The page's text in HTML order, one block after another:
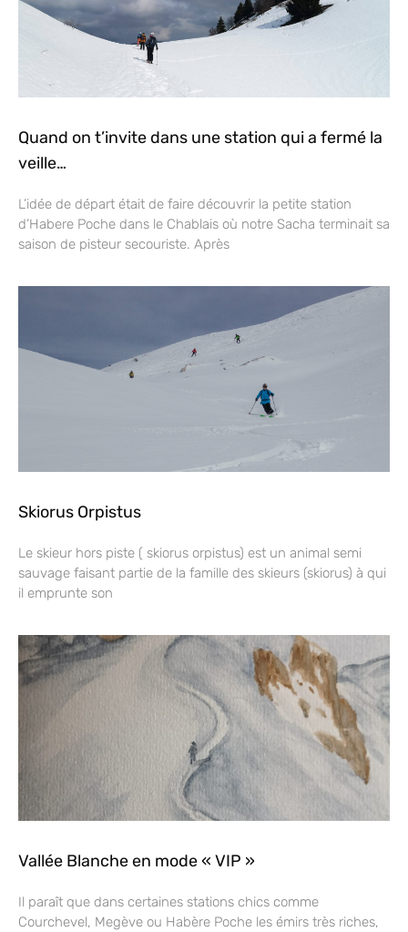
Quand on t’invite dans une station qui a fermé la
veille…
L’idée de départ était de faire découvrir la petite station
d’Habere Poche dans le Chablais où notre Sacha terminait sa
saison de pisteur secouriste. Après
Skiorus Orpistus
Le skieur hors piste ( skiorus orpistus) est un animal semi
sauvage faisant partie de la famille des skieurs (skiorus) à qui
il emprunte son
Vallée Blanche en mode « VIP »
Il paraît que dans certaines stations chics comme
Courchevel, Megève ou Habère Poche les émirs très riches,